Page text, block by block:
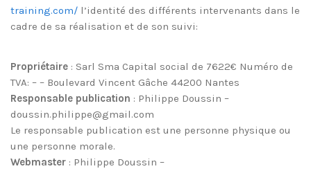
training.com/ l’identité des différents intervenants dans le
cadre de sa réalisation et de son suivi:
Propriétaire : Sarl Sma Capital social de 7622€ Numéro de
TVA: – – Boulevard Vincent Gâche 44200 Nantes
Responsable publication : Philippe Doussin –
doussin.philippe@gmail.com
Le responsable publication est une personne physique ou
une personne morale.
Webmaster : Philippe Doussin –